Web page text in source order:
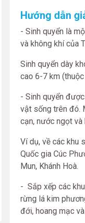
Hướng dẫn
- Sinh quyển là
và không khí của
Sinh quyển dày
cao 6-7 km
- Sinh quyển
vật sống trên đó.
cạn, nước ngọt và
Ví dụ, về các khu
Quốc gia Cúc
Mun, Khánh Hoà.
- Sắp xếp các
rừng lá kim
đới, hoang mạc